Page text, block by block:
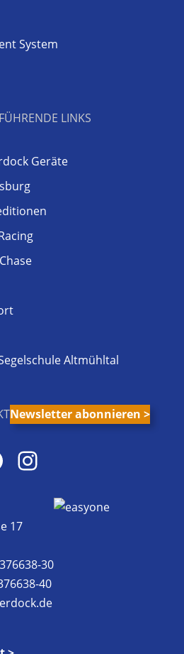
System
LINKS
Geräte
Altmühltal
Newsletter abonnieren >
Instagram
17
30
40